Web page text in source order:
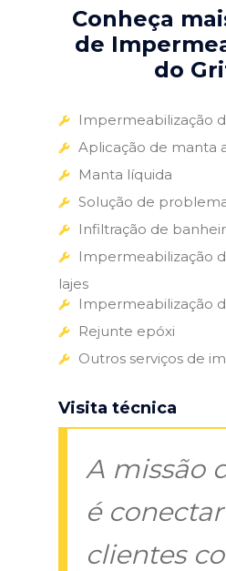
Conheça
de
do
Impermeabilização
Aplicação de manta
Manta líquida
Solução de
Infiltração de
Impermeabilização
lajes
Impermeabilização
Rejunte epóxi
Outros serviços de
Visita técnica
A missão
é conectar
clientes